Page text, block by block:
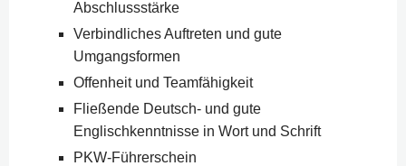
Abschlussstärke
Verbindliches Auftreten und gute
Umgangsformen
Offenheit und Teamfähigkeit
Fließende Deutsch- und gute
Englischkenntnisse in Wort und Schrift
PKW-Führerschein